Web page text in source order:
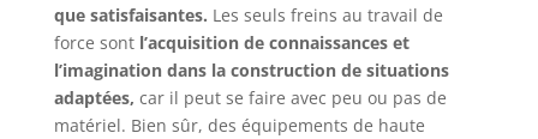
que satisfaisantes. Les seuls freins au travail de
force sont l’acquisition de connaissances et
l’imagination dans la construction de situations
adaptées, car il peut se faire avec peu ou pas de
matériel. Bien sûr, des équipements de haute